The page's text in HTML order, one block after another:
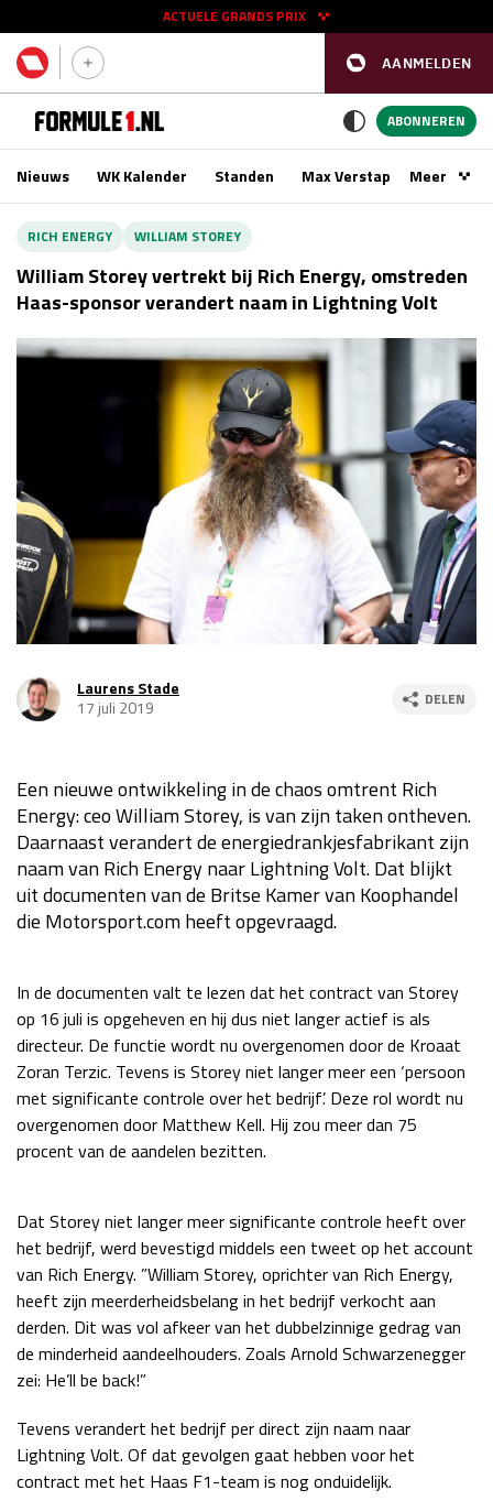
AANMELDEN
ACTUELE GRANDS PRIX
11 - 13 sep
Race
GP AZERBEIDZJAN 2026 24 - 26 sep
vr 14:00 - 15:00
Race
za 13:00 - 15:00
za 15:00 - 16:00
zo 14:00 - 16:00
GP VERENIGDE STATEN 2026 23 - 25 okt
Kwalificatie
za 23:00 - 00:00
GP MEXICO 2026 30 okt - 01 nov
Kwalificatie
za 22:00 - 23:00
Race
zo 21:00 - 23:00
GP SÃO PAULO 2026
Kwalificatie
za 19:00 - 20:00
Race
zo 18:00 - 20:00
Kwalificatie
za 05:00 - 06:00
Race
zo 05:00 - 07:00
GP QATAR 2026 27 - 29 nov
Kwalificatie
za 19:00 - 20:00
Race
zo 17:00 - 19:00
GP ABU DHABI 2026 04 - 06 dec
Kwalificatie
ABONNEREN
Nieuws WK Kalender Standen Max VerstappenMeer
RICH ENERGY WILLIAM STOREY
William Storey vertrekt bij Rich Energy, omstreden
Haas-sponsor verandert naam in Lightning Volt
Laurens Stade
17 juli 2019
DELEN
Een nieuwe ontwikkeling in de chaos omtrent Rich
Energy: ceo William Storey, is van zijn taken ontheven.
Daarnaast verandert de energiedrankjesfabrikant zijn
naam van Rich Energy naar Lightning Volt. Dat blijkt
uit documenten van de Britse Kamer van Koophandel
die Motorsport.com heeft opgevraagd.
In de documenten valt te lezen dat het contract van Storey
op 16 juli is opgeheven en hij dus niet langer actief is als
directeur. De functie wordt nu overgenomen door de Kroaat
Zoran Terzic. Tevens is Storey niet langer meer een ‘persoon
met significante controle over het bedrijf’. Deze rol wordt nu
overgenomen door Matthew Kell. Hij zou meer dan 75
procent van de aandelen bezitten.
Dat Storey niet langer meer significante controle heeft over
het bedrijf, werd bevestigd middels een tweet op het account
van Rich Energy. ”William Storey, oprichter van Rich Energy,
heeft zijn meerderheidsbelang in het bedrijf verkocht aan
derden. Dit was vol afkeer van het dubbelzinnige gedrag van
de minderheid aandeelhouders. Zoals Arnold Schwarzenegger
zei: He’ll be back!”
Tevens verandert het bedrijf per direct zijn naam naar
Lightning Volt. Of dat gevolgen gaat hebben voor het
contract met het Haas F1-team is nog onduidelijk.